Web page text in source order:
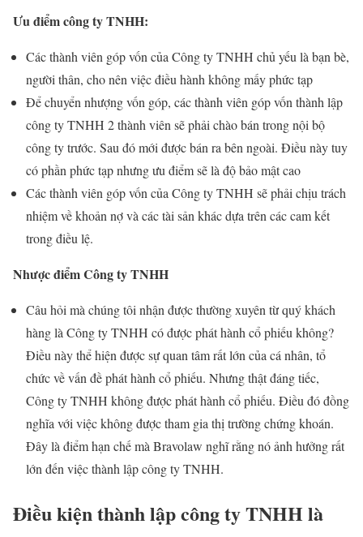
Ưu điểm công ty TNHH:
Các thành viên góp vốn của Công ty TNHH chủ yếu là bạn bè,
người thân, cho nên việc điều hành không mấy phức tạp
Để chuyển nhượng vốn góp, các thành viên góp vốn thành lập
công ty TNHH 2 thành viên sẽ phải chào bán trong nội bộ
công ty trước. Sau đó mới được bán ra bên ngoài. Điều này tuy
có phần phức tạp nhưng ưu điểm sẽ là độ bảo mật cao
Các thành viên góp vốn của Công ty TNHH sẽ phải chịu trách
nhiệm về khoản nợ và các tài sản khác dựa trên các cam kết
trong điều lệ.
Nhược điểm Công ty TNHH
Câu hỏi mà chúng tôi nhận được thường xuyên từ quý khách
hàng là Công ty TNHH có được phát hành cổ phiếu không?
Điều này thể hiện được sự quan tâm rất lớn của cá nhân, tổ
chức về vấn đề phát hành cổ phiếu. Nhưng thật đáng tiếc,
Công ty TNHH không được phát hành cổ phiếu. Điều đó đồng
nghĩa với việc không được tham gia thị trường chứng khoán.
Đây là điểm hạn chế mà Bravolaw nghĩ rằng nó ảnh hưởng rất
lớn đến việc thành lập công ty TNHH.
Điều kiện thành lập công ty TNHH là